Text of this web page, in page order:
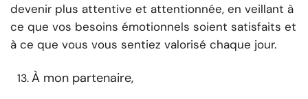
devenir plus attentive et attentionnée, en veillant à
ce que vos besoins émotionnels soient satisfaits et
à ce que vous vous sentiez valorisé chaque jour.
À mon partenaire,